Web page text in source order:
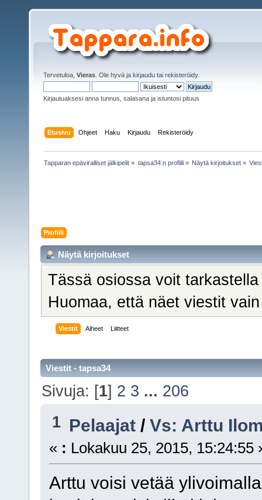
Tervetuloa, Vieras . Ole hyvä ja kirjaudu tai rekisteröidy.
Kirjautuaksesi anna tunnus, salasana ja istuntosi pituus
Etusivu Ohjeet Haku Kirjaudu Rekisteröidy
Tapparan epäviralliset jälkipelit » tapsa34:n profiili» Näytä kirjoitukset»
Profiili
Näytä kirjoitukset
Tässä osiossa voit
Huomaa, että näet viestit
Viestit Aiheet Liitteet
Viestit - tapsa34
Sivuja: [1] 2 3 ... 206
1 Pelaajat /Vs: Arttu
« : Lokakuu 25, 2015, 15:24:55
Arttu voisi vetää